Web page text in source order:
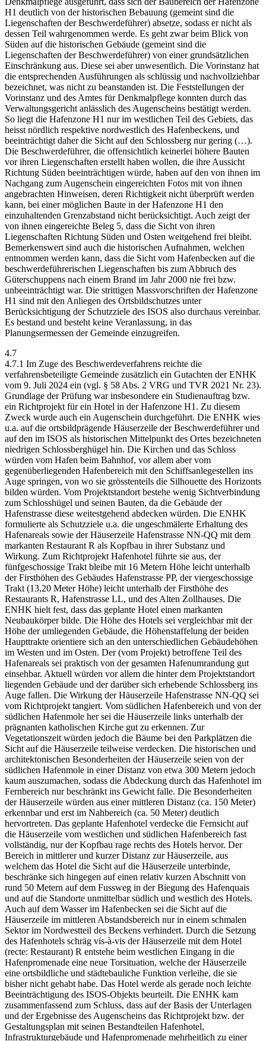
H1 deutlich von der historischen Bebauung (gemeint sind die
Liegenschaften der Beschwerdeführer) absetze, sodass er nicht als
dessen Teil wahrgenommen werde. Es geht zwar beim Blick von
Süden auf die historischen Gebäude (gemeint sind die
Liegenschaften der Beschwerdeführer) von einer grundsätzlichen
Einschränkung aus. Diese sei aber unwesentlich. Die Vorinstanz hat
die entsprechenden Ausführungen als schlüssig und nachvollziehbar
bezeichnet, was nicht zu beanstanden ist. Die Feststellungen der
Vorinstanz und des Amtes für Denkmalpflege konnten durch das
Verwaltungsgericht anlässlich des Augenscheins bestätigt werden.
So liegt die Hafenzone H1 nur im westlichen Teil des Gebiets, das
heisst nördlich respektive nordwestlich des Hafenbeckens, und
beeinträchtigt daher die Sicht auf den Schlossberg nur gering (…).
Die Beschwerdeführer, die offensichtlich keinerlei höhere Bauten
vor ihren Liegenschaften erstellt haben wollen, die ihre Aussicht
Richtung Süden beeinträchtigen würde, haben auf den von ihnen im
Nachgang zum Augenschein eingereichten Fotos mit von ihnen
angebrachten Hinweisen, deren Richtigkeit nicht überprüft werden
kann, bei einer möglichen Baute in der Hafenzone H1 den
einzuhaltenden Grenzabstand nicht berücksichtigt. Auch zeigt der
von ihnen eingereichte Beleg 5, dass die Sicht von ihren
Liegenschaften Richtung Süden und Osten weitgehend frei bleibt.
Bemerkenswert sind auch die historischen Aufnahmen, welchen
entnommen werden kann, dass die Sicht vom Hafenbecken auf die
beschwerdeführerischen Liegenschaften bis zum Abbruch des
Güterschuppens nach einem Brand im Jahr 2000 nie frei bzw.
unbeeinträchtigt war. Die strittigen Massvorschriften der Hafenzone
H1 sind mit den Anliegen des Ortsbildschutzes unter
Berücksichtigung der Schutzziele des ISOS also durchaus vereinbar.
Es bestand und besteht keine Veranlassung, in das
Planungsermessen der Gemeinde einzugreifen.
4.7
4.7.1 Im Zuge des Beschwerdeverfahrens reichte die
verfahrensbeteiligte Gemeinde zusätzlich ein Gutachten der ENHK
vom 9. Juli 2024 ein (vgl. § 58 Abs. 2 VRG und TVR 2021 Nr. 23).
Grundlage der Prüfung war insbesondere ein Studienauftrag bzw.
ein Richtprojekt für ein Hotel in der Hafenzone H1. Zu diesem
Zweck wurde auch ein Augenschein durchgeführt. Die ENHK wies
u.a. auf die ortsbildprägende Häuserzeile der Beschwerdeführer und
auf den im ISOS als historischen Mittelpunkt des Ortes bezeichneten
niedrigen Schlossberghügel hin. Die Kirchen und das Schloss
würden vom Hafen beim Bahnhof, vor allem aber vom
gegenüberliegenden Hafenbereich mit den Schiffsanlegestellen ins
Auge springen, von wo sie grösstenteils die Silhouette des Horizonts
bilden würden. Vom Projektstandort bestehe wenig Sichtverbindung
zum Schlosshügel und seinen Bauten, da die Gebäude der
Hafenstrasse diese weitestgehend abdecken würden. Die ENHK
formulierte als Schutzziele u.a. die ungeschmälerte Erhaltung des
Hafenareals sowie der Häuserzeile Hafenstrasse NN-QQ mit dem
markanten Restaurant R als Kopfbau in ihrer Substanz und
Wirkung. Zum Richtprojekt Hafenhotel führte sie aus, der
fünfgeschossige Trakt bleibe mit 16 Metern Höhe leicht unterhalb
der Firsthöhen des Gebäudes Hafenstrasse PP, der viergeschossige
Trakt (13,20 Meter Höhe) leicht unterhalb der Firsthöhe des
Restaurants R, Hafenstrasse LL, und des Alten Zollhauses. Die
ENHK hielt fest, dass das geplante Hotel einen markanten
Neubaukörper bilde. Die Höhe des Hotels sei vergleichbar mit der
Höhe der umliegenden Gebäude, die Höhenstaffelung der beiden
Haupttrakte orientiere sich an den unterschiedlichen Gebäudehöhen
im Westen und im Osten. Der (vom Projekt) betroffene Teil des
Hafenareals sei praktisch von der gesamten Hafenumrandung gut
einsehbar. Aktuell würden vor allem die hinter dem Projektstandort
liegenden Gebäude und der darüber sich erhebende Schlossberg ins
Auge fallen. Die Wirkung der Häuserzeile Hafenstrasse NN-QQ sei
vom Richtprojekt tangiert. Vom südlichen Hafenbereich und von der
südlichen Hafenmole her sei die Häuserzeile links unterhalb der
prägnanten katholischen Kirche gut zu erkennen. Zur
Vegetationszeit würden jedoch die Bäume bei den Parkplätzen die
Sicht auf die Häuserzeile teilweise verdecken. Die historischen und
architektonischen Besonderheiten der Häuserzeile seien von der
südlichen Hafenmole in einer Distanz von etwa 300 Metern jedoch
kaum auszumachen, sodass die Abdeckung durch das Hafenhotel im
Fernbereich nur beschränkt ins Gewicht falle. Die Besonderheiten
der Häuserzeile würden aus einer mittleren Distanz (ca. 150 Meter)
erkennbar und erst im Nahbereich (ca. 50 Meter) deutlich
hervortreten. Das geplante Hafenhotel verdecke die Fernsicht auf
die Häuserzeile vom westlichen und südlichen Hafenbereich fast
vollständig, nur der Kopfbau rage rechts des Hotels hervor. Der
Bereich in mittlerer und kurzer Distanz zur Häuserzeile, aus
welchem das Hotel die Sicht auf die Häuserzeile unterbinde,
beschränke sich hingegen auf einen relativ kurzen Abschnitt von
rund 50 Metern auf dem Fussweg in der Biegung des Hafenquais
und auf die Standorte unmittelbar südlich und westlich des Hotels.
Auch auf dem Wasser im Hafenbecken sei die Sicht auf die
Häuserzeile im mittleren Abstandsbereich nur in einem schmalen
Sektor im Nordwestteil des Beckens verhindert. Durch die Setzung
des Hafenhotels schräg vis-à-vis der Häuserzeile mit dem Hotel
(recte: Restaurant) R entstehe beim westlichen Eingang in die
Hafenpromenade eine neue Torsituation, welche der Häuserzeile
eine ortsbildliche und städtebauliche Funktion verleihe, die sie
bisher nicht gehabt habe. Das Hotel werde als gerade noch leichte
Beeinträchtigung des ISOS-Objekts beurteilt. Die ENHK kam
zusammenfassend zum Schluss, dass auf der Basis der Unterlagen
und der Ergebnisse des Augenscheins das Richtprojekt bzw. der
Gestaltungsplan mit seinen Bestandteilen Hafenhotel,
Infrastrukturgebäude und Hafenpromenade mehrheitlich zu einer